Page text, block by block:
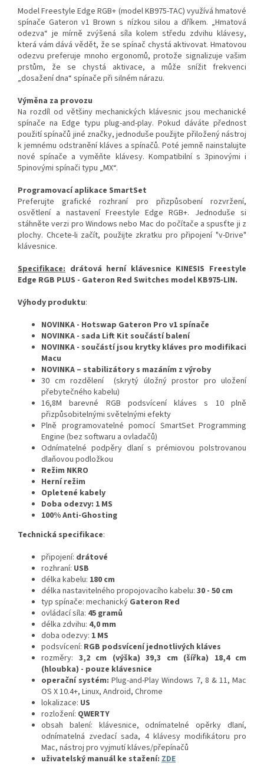
Model Freestyle Edge RGB+ (model KB975-TAC) využívá hmatové
spínače Gateron v1 Brown s nízkou silou a dříkem. „Hmatová
odezva“ je mírně zvýšená síla kolem středu zdvihu klávesy,
která vám dává vědět, že se spínač chystá aktivovat. Hmatovou
odezvu preferuje mnoho ergonomů, protože signalizuje vašim
prstům, že se chystá aktivace, a může snížit frekvenci
„dosažení dna“ spínače při silném nárazu.
Výměna za provozu
Na rozdíl od většiny mechanických klávesnic jsou mechanické
spínače na Edge typu plug-and-play. Pokud dáváte přednost
použití spínačů jiné značky, jednoduše použijte přiložený nástroj
k jemnému odstranění kláves a spínačů. Poté jemně nainstalujte
nové spínače a vyměňte klávesy. Kompatibilní s 3pinovými i
5pinovými spínači typu „MX“.
Programovací aplikace SmartSet
Preferujte grafické rozhraní pro přizpůsobení rozvržení,
osvětlení a nastavení Freestyle Edge RGB+. Jednoduše si
stáhněte verzi pro Windows nebo Mac do počítače a spusťte ji z
plochy. Chcete-li začít, použijte zkratku pro připojení "v-Drive"
klávesnice.
Specifikace: drátová herní klávesnice KINESIS Freestyle
Edge RGB PLUS - Gateron Red Switches model KB975-LIN.
Výhody produktu:
NOVINKA - Hotswap Gateron Pro v1 spínače
NOVINKA - sada Lift Kit součástí balení
NOVINKA - součástí jsou krytky kláves pro modifikaci
Macu
NOVINKA – stabilizátory s mazáním z výroby
30 cm rozdělení (skrytý úložný prostor pro uložení
přebytečného kabelu)
16,8M barevné RGB podsvícení kláves s 10 plně
přizpůsobitelnými světelnými efekty
Plně programovatelné pomocí SmartSet Programming
Engine (bez softwaru a ovladačů)
Odnímatelné podpěry dlaní s prémiovou polstrovanou
dlaňovou podložkou
Režim NKRO
Herní režim
Opletené kabely
Doba odezvy: 1 MS
100% Anti-Ghosting
Technická specifikace:
připojení: drátové
rozhraní: USB
délka kabelu: 180 cm
délka nastavitelného propojovacího kabelu: 30 - 50 cm
typ spínače: mechanický Gateron Red
ovládací síla: 45 gramů
délka zdvihu: 4,0 mm
doba odezvy: 1 MS
podsvícení: RGB podsvícení jednotlivých kláves
rozměry: 3,2 cm (výška) 39,3 cm (šířka) 18,4 cm
(hloubka) - pouze klávesnice
operační systém:Plug-and-Play Windows 7, 8 & 11, Mac
OS X 10.4+, Linux, Android, Chrome
lokalizace: US
rozložení: QWERTY
obsah balení: klávesnice, odnímatelné opěrky dlaní,
odnímatelná zvedací sada, 4 klávesy modifikátoru pro
Mac, nástroj pro vyjmutí kláves/přepínačů
uživatelský manuál ke stažení: ZDE